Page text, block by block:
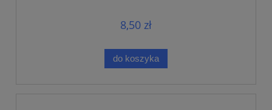
8,50 zł
do koszyka